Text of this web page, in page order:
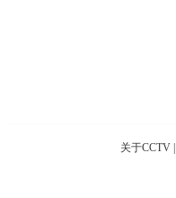
关于CCTV